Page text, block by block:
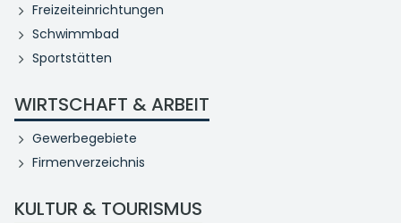
Freizeiteinrichtungen
Schwimmbad
Sportstätten
WIRTSCHAFT & ARBEIT
Gewerbegebiete
Firmenverzeichnis
KULTUR & TOURISMUS